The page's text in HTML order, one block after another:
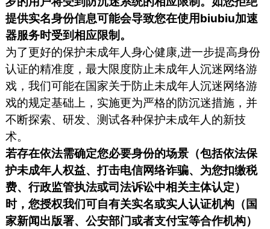
提供实名身份信息可能会导致您在使用biubiu加速
器服务时受到相应限制。
为了更好的保护未成年人身心健康,进一步提高身份
认证的精准度，最大限度防止未成年人沉迷网络游
戏，我们可能在国家关于防止未成年人沉迷网络游
戏的规定基础上，实施更为严格的防沉迷措施，并
不断探索、研发、测试各种保护未成年人的新技
术。
若存在依法需确定您必要身份的场景（包括依法保
护未成年人权益、打击电信网络诈骗、为您扣缴税
费、行政监管执法或司法诉讼中相关主体认定）
时，您授权我们可自有关实名或实人认证机构（国
家新闻出版署、公安部门或者支付宝等合作机构）